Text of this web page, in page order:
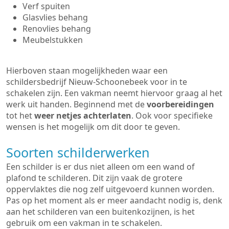
Verf spuiten
Glasvlies behang
Renovlies behang
Meubelstukken
Hierboven staan mogelijkheden waar een
schildersbedrijf Nieuw-Schoonebeek voor in te
schakelen zijn. Een vakman neemt hiervoor graag al het
werk uit handen. Beginnend met devoorbereidingen
tot hetweer netjes achterlaten. Ook voor specifieke
wensen is het mogelijk om dit door te geven.
Soorten schilderwerken
Een schilder is er dus niet alleen om een wand of
plafond te schilderen. Dit zijn vaak de grotere
oppervlaktes die nog zelf uitgevoerd kunnen worden.
Pas op het moment als er meer aandacht nodig is, denk
aan het schilderen van een buitenkozijnen, is het
gebruik om een vakman in te schakelen.